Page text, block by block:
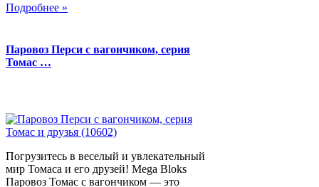
Подробнее »
Паровоз Перси с вагончиком, серия
Томас …
Погрузитесь в веселый и увлекательный
мир Томаса и его друзей! Mega Bloks
Паровоз Томас с вагончиком — это